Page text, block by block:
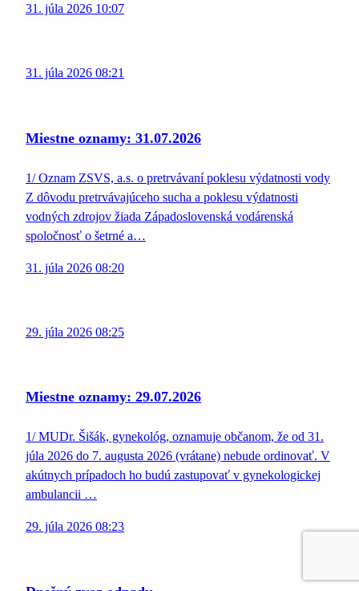
31. júla 2026 10:07
31. júla 2026 08:21
Miestne oznamy: 31.07.2026
1/ Oznam ZSVS, a.s. o pretrvávaní poklesu výdatnosti vody
Z dôvodu pretrvávajúceho sucha a poklesu výdatnosti
vodných zdrojov žiada Západoslovenská vodárenská
spoločnosť o šetrné a…
31. júla 2026 08:20
29. júla 2026 08:25
Miestne oznamy: 29.07.2026
1/ MUDr. Šišák, gynekológ, oznamuje občanom, že od 31.
júla 2026 do 7. augusta 2026 (vrátane) nebude ordinovať. V
akútnych prípadoch ho budú zastupovať v gynekologickej
ambulancii …
29. júla 2026 08:23